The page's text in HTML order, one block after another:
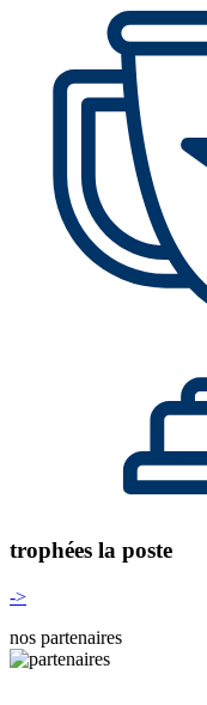
trophées la poste
->
nos partenaires